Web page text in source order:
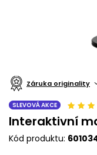
Záruka originality
SLEVOVÁ AKCE
Interaktivní
Kód produktu